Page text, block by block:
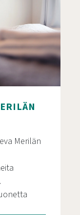
Merilän